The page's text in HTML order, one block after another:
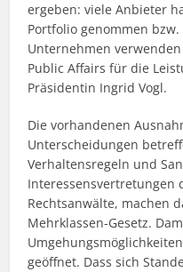
ergeben: viele Anbieter
Portfolio genommen
Unternehmen
Public Affairs für die
Präsidentin Ingrid Vogl.
Die vorhandenen
Unterscheidungen
Verhaltensregeln und
Interessensvertretungen
Rechtsanwälte, machen
Mehrklassen-Gesetz.
geöffnet. Dass sich